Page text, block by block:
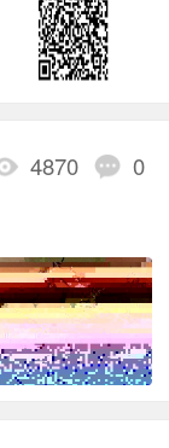
4870 0